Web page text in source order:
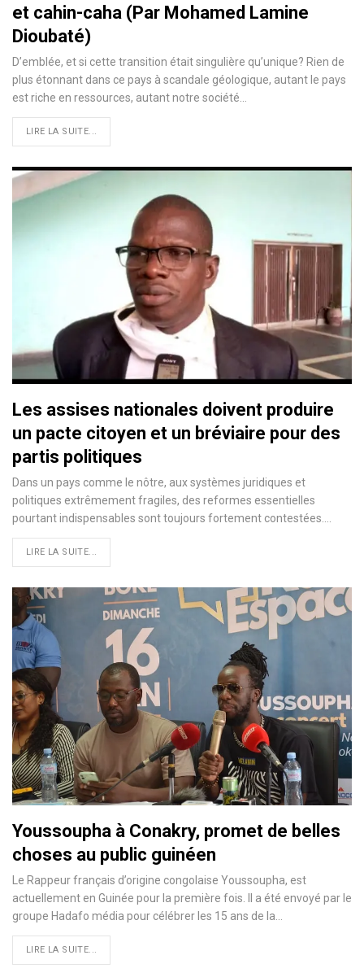
et cahin-caha (Par Mohamed Lamine
Dioubaté)
D’emblée, et si cette transition était singulière qu’unique? Rien de
plus étonnant dans ce pays à scandale géologique, autant le pays
est riche en ressources, autant notre société…
LIRE LA SUITE...
Les assises nationales doivent produire
un pacte citoyen et un bréviaire pour des
partis politiques
Dans un pays comme le nôtre, aux systèmes juridiques et
politiques extrêmement fragiles, des reformes essentielles
pourtant indispensables sont toujours fortement contestées.…
LIRE LA SUITE...
Youssoupha à Conakry, promet de belles
choses au public guinéen
Le Rappeur français d’origine congolaise Youssoupha, est
actuellement en Guinée pour la première fois. Il a été envoyé par le
groupe Hadafo média pour célébrer les 15 ans de la…
LIRE LA SUITE...